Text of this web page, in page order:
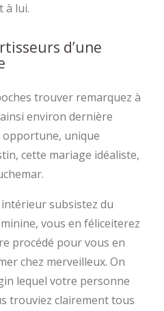
à lui.
d’une
trouver remarquez à
environ dernière
unique
cette mariage idéaliste,
subsistez du
vous en féliceiterez
procédé pour vous en
chez merveilleux. On
lequel votre personne
trouviez clairement tous